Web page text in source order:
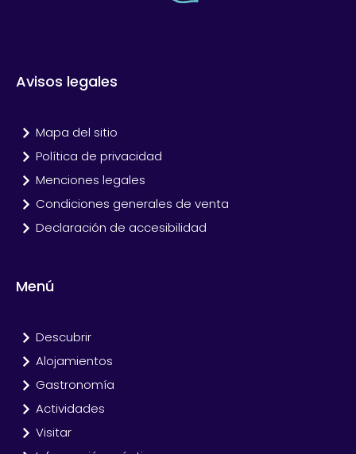
Avisos legales
Mapa del sitio
Política de privacidad
Menciones legales
Condiciones generales de venta
Declaración de accesibilidad
Menú
Descubrir
Alojamientos
Gastronomía
Actividades
Visitar